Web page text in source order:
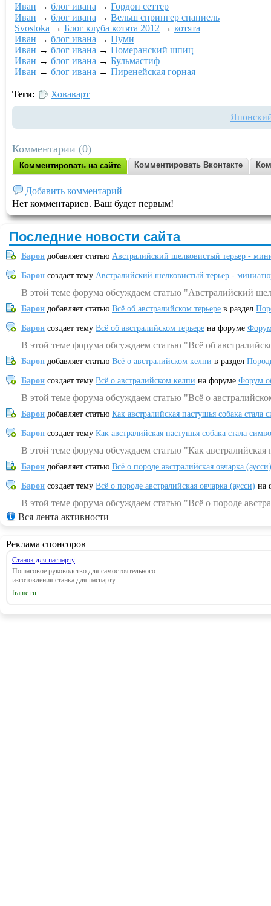
Ивaн → блог ивaна → Гордон сеттер
Ивaн → блог ивaна → Вельш спрингер спаниель
Svostoka → Блог клуба котята 2012 → котята
Ивaн → блог ивaна → Пуми
Ивaн → блог ивaна → Померанский шпиц
Ивaн → блог ивaна → Бульмастиф
Ивaн → блог ивaна → Пиренейская горная
Теги: Ховаварт
Комментарии (0)
Комментировать на сайте Комментировать Вконтакте
Добавить комментарий
Нет комментариев. Ваш будет первым!
Последние новости сайта
Барон добавляет статью Австралийский шелковистый терьер -
Барон создает тему Австралийский шелковистый терьер -
В этой теме форума обсуждаем статью "Австралийский
Барон добавляет статью Всё об австралийском терьере в раздел
Барон создает тему Всё об австралийском терьере на форуме
В этой теме форума обсуждаем статью "Всё об
Барон добавляет статью Всё о австралийском келпи в раздел
Барон создает тему Всё о австралийском келпи на форуме Форум
В этой теме форума обсуждаем статью "Всё о
Барон добавляет статью Как австралийская пастушья собака
Барон создает тему Как австралийская пастушья собака стала
В этой теме форума обсуждаем статью "Как
Барон добавляет статью Всё о породе австралийская овчарка (аусси)
Барон создает тему Всё о породе австралийская овчарка (аусси) на
В этой теме форума обсуждаем статью "Всё о породе
Вся лента активности
Реклама спонсоров
Станок для паспарту
Пошаговое руководство для самостоятельного
изготовления станка для паспарту
frame.ru